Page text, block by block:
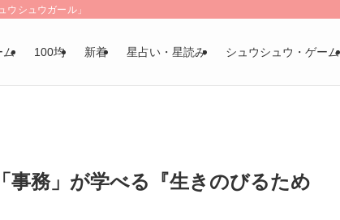
シュウガール」
ム 100均 新着 星占い・星読み シュウシュウ・ゲーム
事務」が学べる『生きのびるため